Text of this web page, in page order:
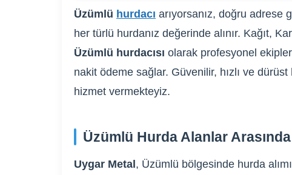
Üzümlü hurdacı arıyorsanız, doğru adrese
her türlü hurdanız değerinde alınır. Kağıt,
Üzümlü hurdacısı olarak profesyonel
nakit ödeme sağlar. Güvenilir, hızlı ve dürüst
hizmet vermekteyiz.
Üzümlü Hurda Alanlar
Uygar Metal , Üzümlü bölgesinde hurda